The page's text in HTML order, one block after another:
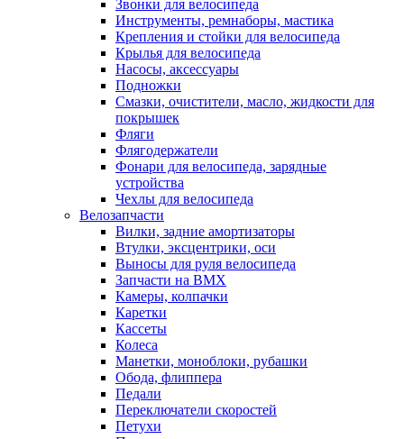
Звонки для велосипеда
Инструменты, ремнаборы, мастика
Крепления и стойки для велосипеда
Крылья для велосипеда
Насосы, аксессуары
Подножки
Смазки, очистители, масло, жидкости для
покрышек
Фляги
Флягодержатели
Фонари для велосипеда, зарядные
устройства
Чехлы для велосипеда
Велозапчасти
Вилки, задние амортизаторы
Втулки, эксцентрики, оси
Выносы для руля велосипеда
Запчасти на BMX
Камеры, колпачки
Каретки
Кассеты
Колеса
Манетки, моноблоки, рубашки
Обода, флиппера
Педали
Переключатели скоростей
Петухи